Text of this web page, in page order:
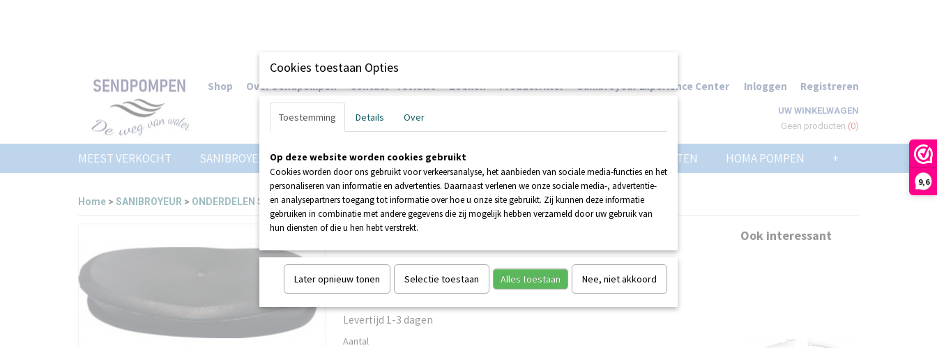
9,6
Shop Over Sendpompen Contact - reviews Zoeken Productfilter Sanibroyeur Experience Center Inloggen Registreren
UW WINKELWAGEN
Geen producten (0)
MEEST VERKOCHT SANIBROYEUR ZEHNDER POMPEN BOOSTERPOMPEN POMPPUTTEN HOMA POMPEN +
Home > SANIBROYEUR > ONDERDELEN SANIBROYEUR>SI200184 Pressostaatmembraan Ovaal
SI200184 Pressostaatmembraan
Ovaal
€ 53,48 € 32,50
Levertijd 1-3 dagen
Aantal
Ook interessant
Cookies toestaan Opties
Toestemming Details Over
Op deze website worden cookies gebruikt
Cookies worden door ons gebruikt voor verkeersanalyse, het aanbieden van sociale media-functies en het
personaliseren van informatie en advertenties. Daarnaast verlenen we onze sociale media-, advertentie-
en analysepartners toegang tot informatie over hoe u onze site gebruikt. Zij kunnen deze informatie
gebruiken in combinatie met andere gegevens die zij mogelijk hebben verzameld door uw gebruik van
hun diensten of die u hen hebt verstrekt.
Later opnieuw tonen Selectie toestaan Alles toestaan Nee, niet akkoord